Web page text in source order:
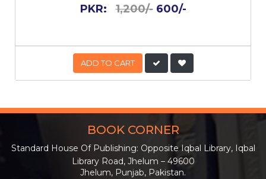
PKR:1,200/- 600/-
ADD TO CART
BOOK CORNER
Standard House Of Publishing: Opposite Iqbal Library, Iqbal
Library Road, Jhelum – 49600
Jhelum, Punjab, Pakistan.